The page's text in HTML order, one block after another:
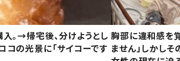
。→帰宅後、分けようとし
の光景に「サイコーです
胸部に違和感を
ません」しかし